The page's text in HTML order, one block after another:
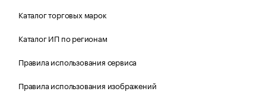
Каталог торговых марок
Каталог ИП по регионам
Правила использования сервиса
Правила использования изображений